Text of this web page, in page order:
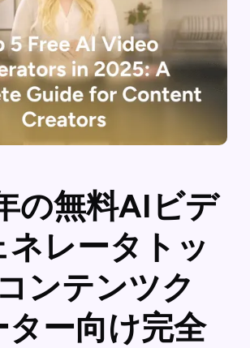
の無料AIビデ
ネレータトッ
ンテンツク
ター向け完全